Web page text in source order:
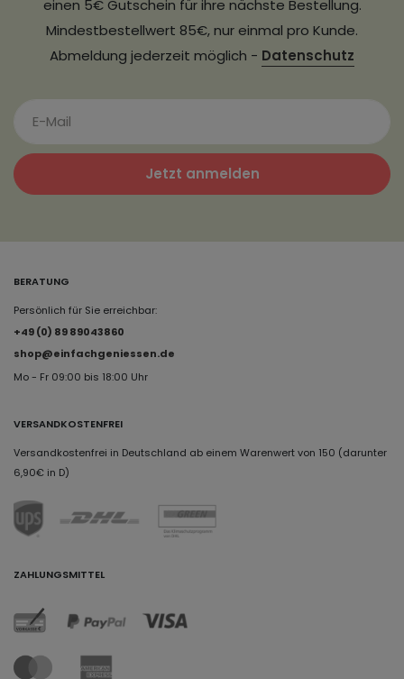
einen 5€ Gutschein für ihre nächste Bestellung.
Mindestbestellwert 85€, nur einmal pro Kunde.
Abmeldung jederzeit möglich - Datenschutz
Jetzt anmelden
BERATUNG
Persönlich für Sie erreichbar:
+49 (0) 89 89043860
shop@einfachgeniessen.de
Mo - Fr 09:00 bis 18:00 Uhr
VERSANDKOSTENFREI
Versandkostenfrei in Deutschland ab einem Warenwert von 150 (darunter
6,90€ in D)
ZAHLUNGSMITTEL